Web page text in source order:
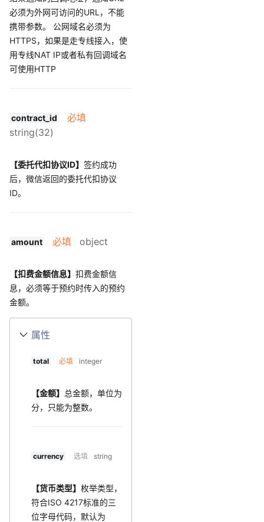
必须为外网可访问的URL，不能
携带参数。 公网域名必须为
HTTPS，如果是走专线接入，使
用专线NAT IP或者私有回调域名
可使用HTTP
contract_id
必填
string(32)
【委托代扣协议ID】 签约成功
后，微信返回的委托代扣协议
ID。
amount 必填 object
【扣费金额信息】 扣费金额信
息，必须等于预约时传入的预约
金额。
属性
total 必填 integer
【金额】 总金额，单位为
分，只能为整数。
currency 选填 string
【货币类型】 枚举类型，
符合ISO 4217标准的三
位字母代码，默认为